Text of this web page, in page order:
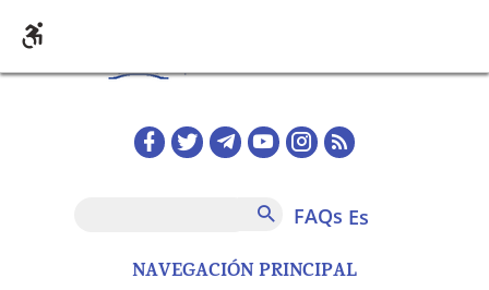
NAVEGACIÓN PRINCIPAL
Redes sociales home
FAQs
FAQs es